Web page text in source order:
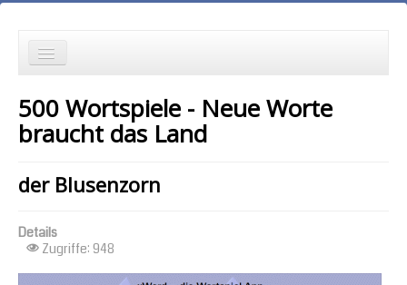
Wortspielgeschichten
die Ältesten zuerst
die meisten Zugriffe zuerst
zufällige Reihenfolge
500 Wortspiele - Neue Worte
braucht das Land
der Blusenzorn
Details
Zugriffe: 948